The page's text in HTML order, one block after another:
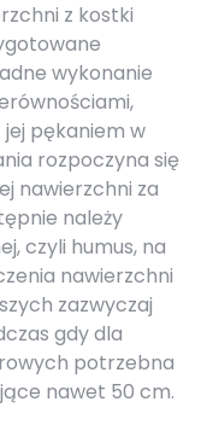
z kostki
wykonanie
pękaniem w
rozpoczyna się
nawierzchni za
należy
czyli humus, na
nawierzchni
zazwyczaj
gdy dla
potrzebna
nawet 50 cm.